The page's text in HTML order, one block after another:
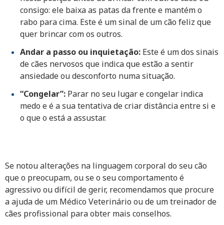
consigo: ele baixa as patas da frente e mantém o
rabo para cima. Este é um sinal de um cão feliz que
quer brincar com os outros.
Andar a passo ou inquietação: Este é um dos sinais
de cães nervosos que indica que estão a sentir
ansiedade ou desconforto numa situação.
“Congelar”: Parar no seu lugar e congelar indica
medo e é a sua tentativa de criar distância entre si e
o que o está a assustar.
Se notou alterações na linguagem corporal do seu cão
que o preocupam, ou se o seu comportamento é
agressivo ou difícil de gerir, recomendamos que procure
a ajuda de um Médico Veterinário ou de um treinador de
cães profissional para obter mais conselhos.